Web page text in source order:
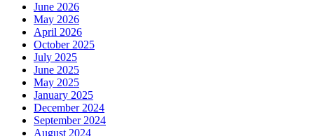
June 2026
May 2026
April 2026
October 2025
July 2025
June 2025
May 2025
January 2025
December 2024
September 2024
August 2024